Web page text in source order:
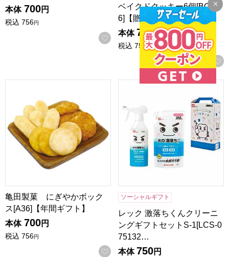
本体 700円
税込 756円
お気に入りに登録する
ベイクドクッキー6個[BCP-
6]【贈りものカタログ】
本体 700円
税込 756円
亀田製菓 にぎやかボックス[A36]【年間ギフト】
亀田製菓 にぎやかボック
ス[A36]【年間ギフト】
本体 700円
税込 756円
お気に入りに登録する
レック 激落ちくんクリーニ
ソーシャルギフト
レック 激落ちくんクリーニ
ングギフトセットS-1[LCS-0
75132…
本体 750円